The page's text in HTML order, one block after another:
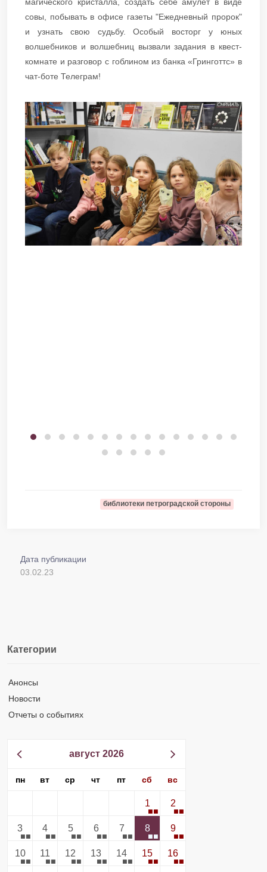
совы, побывать в офисе газеты "Ежедневный пророк"
и узнать свою судьбу. Особый восторг у юных
волшебников и волшебниц вызвали задания в квест-
комнате и разговор с гоблином из банка «Гринготтс» в
чат-боте Телеграм!
библиотеки петроградской стороны
Дата публикации
03.02.23
Категории
Анонсы
Новости
Отчеты о событиях
август 2026
пн вт ср чт пт сб вс
1 2
3 4 5 6 7 8 9
10 11 12 13 14 15 16